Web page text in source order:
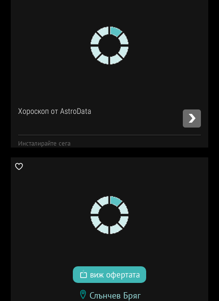
Хороскоп от AstroData
Инсталирайте сега
виж офертата
Слънчев Бряг